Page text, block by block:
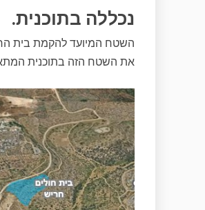
נכללה בתוכנית.
את השטח הזה בתוכנית